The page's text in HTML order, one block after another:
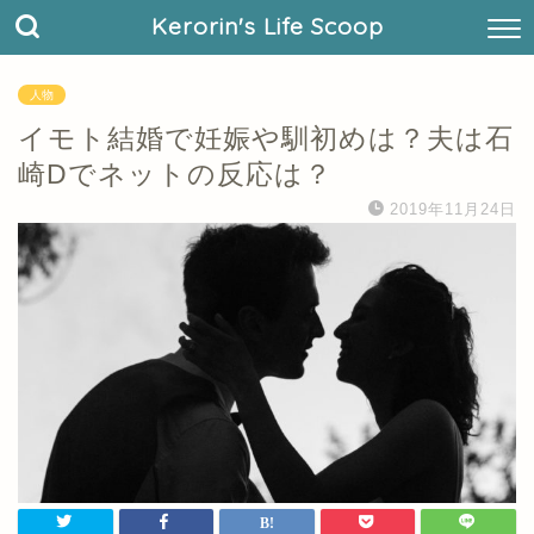
Kerorin's Life Scoop
人物
イモト結婚で妊娠や馴初めは？夫は石
崎Dでネットの反応は？
2019年11月24日